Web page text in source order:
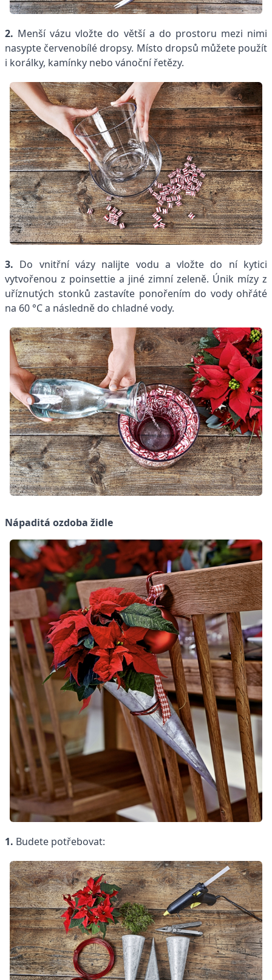
2. Menší vázu vložte do větší a do prostoru mezi nimi
nasypte červenobílé dropsy. Místo dropsů můžete použít
i korálky, kamínky nebo vánoční řetězy.
3. Do vnitřní vázy nalijte vodu a vložte do ní kytici
vytvořenou z poinsettie a jiné zimní zeleně. Únik mízy z
uříznutých stonků zastavíte ponořením do vody ohřáté
na 60 °C a následně do chladné vody.
Nápaditá ozdoba židle
1. Budete potřebovat: